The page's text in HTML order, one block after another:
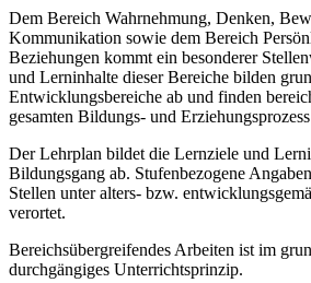
Dem Bereich Wahrnehmung, Denken,
Kommunikation sowie dem Bereich
Beziehungen kommt ein besonderer
und Lerninhalte dieser Bereiche bilden
Entwicklungsbereiche ab und finden
gesamten Bildungs- und
Der Lehrplan bildet die Lernziele und
Bildungsgang ab. Stufenbezogene
Stellen unter alters- bzw.
verortet.
Bereichsübergreifendes Arbeiten ist im
durchgängiges Unterrichtsprinzip.